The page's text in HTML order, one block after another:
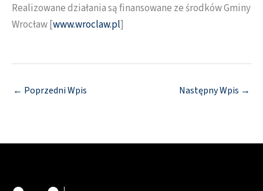
Realizowane działania są finansowane ze środków Gminy
Wrocław [www.wroclaw.pl]
← Poprzedni Wpis Następny Wpis →